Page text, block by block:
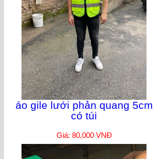
áo gile lưới phản quang 5cm
có túi
Giá: 80,000 VNĐ